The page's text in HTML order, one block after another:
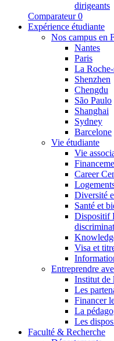
dirigeants
Comparateur 0
Expérience étudiante
Nos campus en
Nantes
Paris
La
Shenzhen
Chengdu
São Paulo
Shanghai
Sydney
Barcelone
Vie étudiante
Vie
Career
Diversité
Santé et
Dispositif
Visa et
Entreprendre
Institut de
Les
Financer
La
Les
Faculté & Recherche